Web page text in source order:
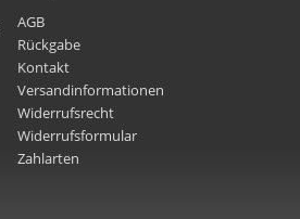
AGB
Rückgabe
Kontakt
Versandinformationen
Widerrufsrecht
Widerrufsformular
Zahlarten